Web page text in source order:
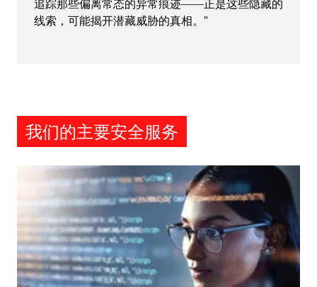
追踪那些偏离常态的异常痕迹——正是这些隐藏的
线索，可能揭开潜藏威胁的真相。”
我们的主要安全服务